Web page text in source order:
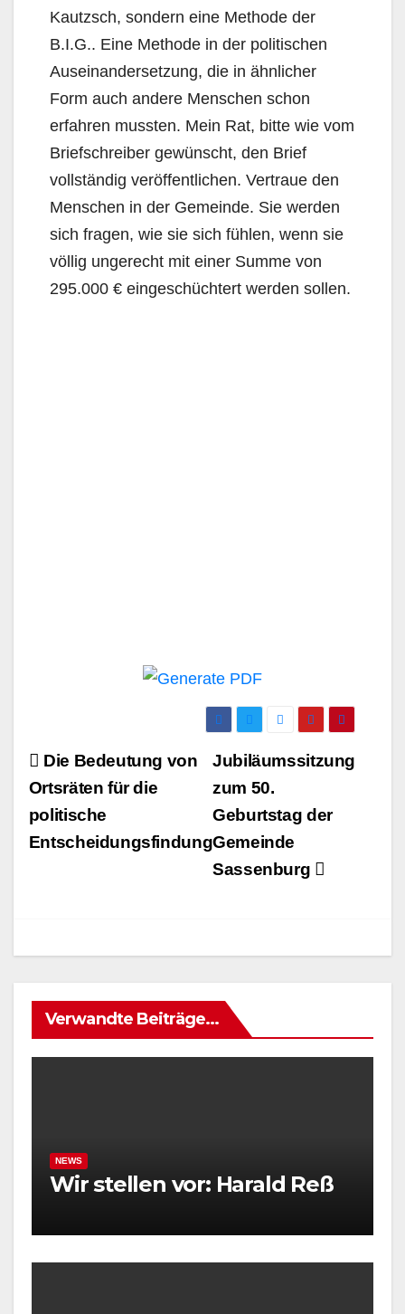
Kautzsch, sondern eine Methode der
B.I.G.. Eine Methode in der politischen
Auseinandersetzung, die in ähnlicher
Form auch andere Menschen schon
erfahren mussten. Mein Rat, bitte wie vom
Briefschreiber gewünscht, den Brief
vollständig veröffentlichen. Vertraue den
Menschen in der Gemeinde. Sie werden
sich fragen, wie sie sich fühlen, wenn sie
völlig ungerecht mit einer Summe von
295.000 € eingeschüchtert werden sollen.
Beitrags-
Navigation
Jubiläumssitzung
zum 50.
Geburtstag der
Gemeinde
Sassenburg
Die Bedeutung von
Ortsräten für die
politische
Entscheidungsfindung
Verwandte Beiträge...
NEWS
Wir stellen vor: Harald Reß